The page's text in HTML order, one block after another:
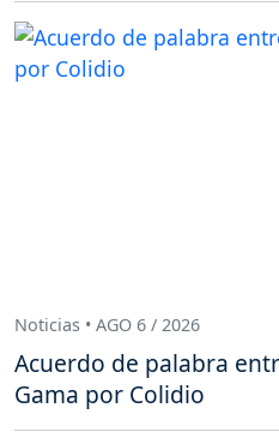
Noticias • AGO 6 / 2026
Acuerdo de palabra
Gama por Colidio